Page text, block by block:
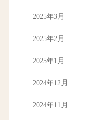
2025年3月
2025年2月
2025年1月
2024年12月
2024年11月